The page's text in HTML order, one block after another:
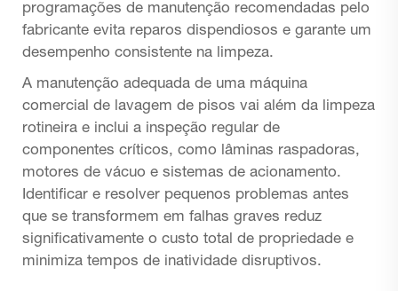
programações de manutenção recomendadas pelo
fabricante evita reparos dispendiosos e garante um
desempenho consistente na limpeza.
A manutenção adequada de uma máquina
comercial de lavagem de pisos vai além da limpeza
rotineira e inclui a inspeção regular de
componentes críticos, como lâminas raspadoras,
motores de vácuo e sistemas de acionamento.
Identificar e resolver pequenos problemas antes
que se transformem em falhas graves reduz
significativamente o custo total de propriedade e
minimiza tempos de inatividade disruptivos.